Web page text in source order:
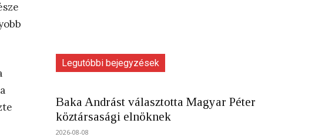
Legutóbbi bejegyzések
Baka Andrást választotta Magyar Péter
köztársasági elnöknek
2026-08-08